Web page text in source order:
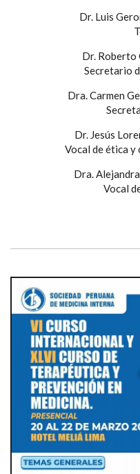
Dr. Luis
Dr. Roberto
Secretario
Dra. Carmen
Dr. Jesús
Vocal de ética
Dra.
Vocal